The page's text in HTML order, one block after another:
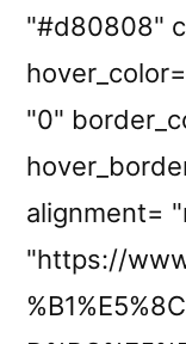
"#d80808"
"0"
alignment=
"https://